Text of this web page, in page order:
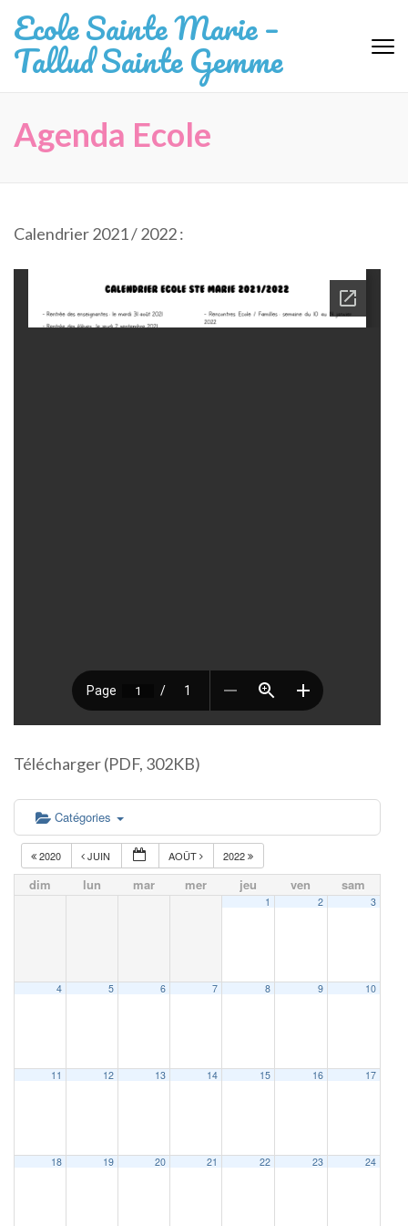
au
contenu
(Pressez
Ecole Sainte Marie –
Tallud Sainte Gemme
Agenda Ecole
Calendrier 2021 / 2022 :
Télécharger (PDF, 302KB)
Catégories
2020 JUIN AOÛT 2022
dim lun mar mer jeu ven sam
1 2 3
4 5 6 7 8 9 10
11 12 13 14 15 16 17
18 19 20 21 22 23 24